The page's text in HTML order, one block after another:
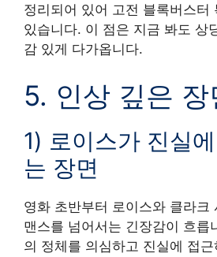
정리되어 있어 고전 블록버스터
있습니다. 이 점은 지금 봐도 상
감 있게 다가옵니다.
5. 인상 깊은 장
1) 로이스가 진실
는 장면
영화 초반부터 로이스와 클라크
맨스를 넘어서는 긴장감이 흐릅
의 정체를 의심하고 진실에 접